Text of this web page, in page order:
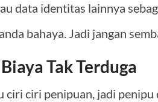
data identitas lainnya
bahaya. Jadi jangan
Tak Terduga
ciri ciri penipuan, jadi